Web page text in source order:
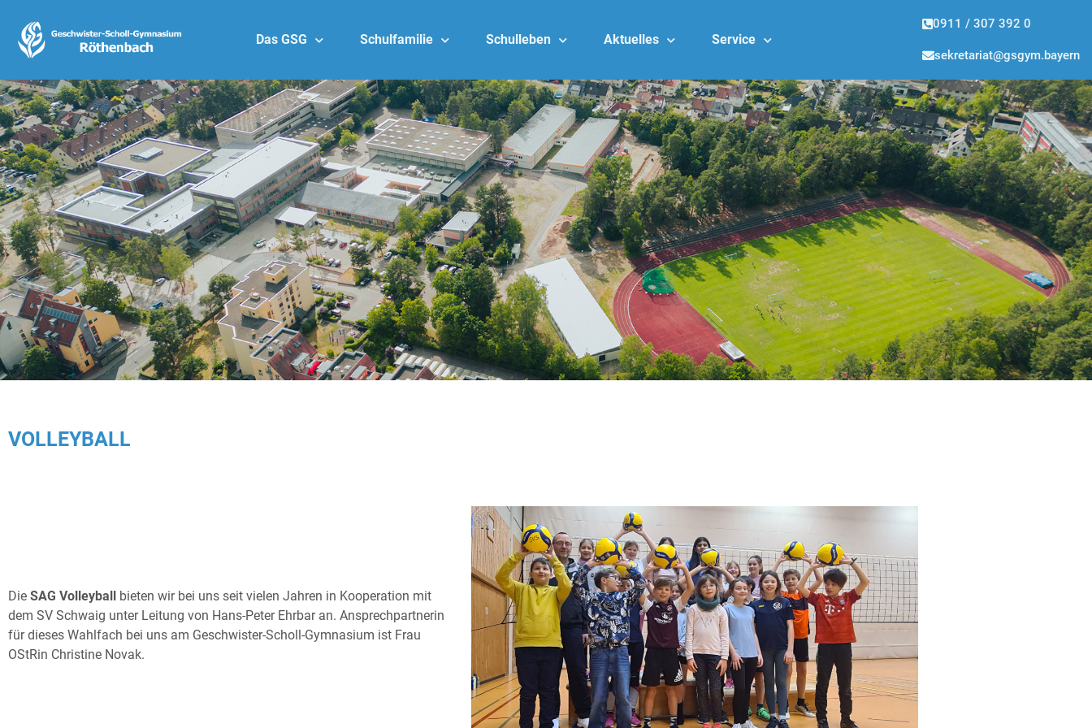
Das GSG Schulfamilie Schulleben Aktuelles Service
0911 / 307 392 0
sekretariat@gsgym.bayern
VOLLEYBALL
Die SAG Volleyball
bieten wir bei uns seit vielen Jahren in Kooperation mit
dem SV Schwaig unter Leitung von Hans-Peter Ehrbar an. Ansprechpartnerin
für dieses Wahlfach bei uns am Geschwister-Scholl-Gymnasium ist Frau
OStRin Christine Novak.